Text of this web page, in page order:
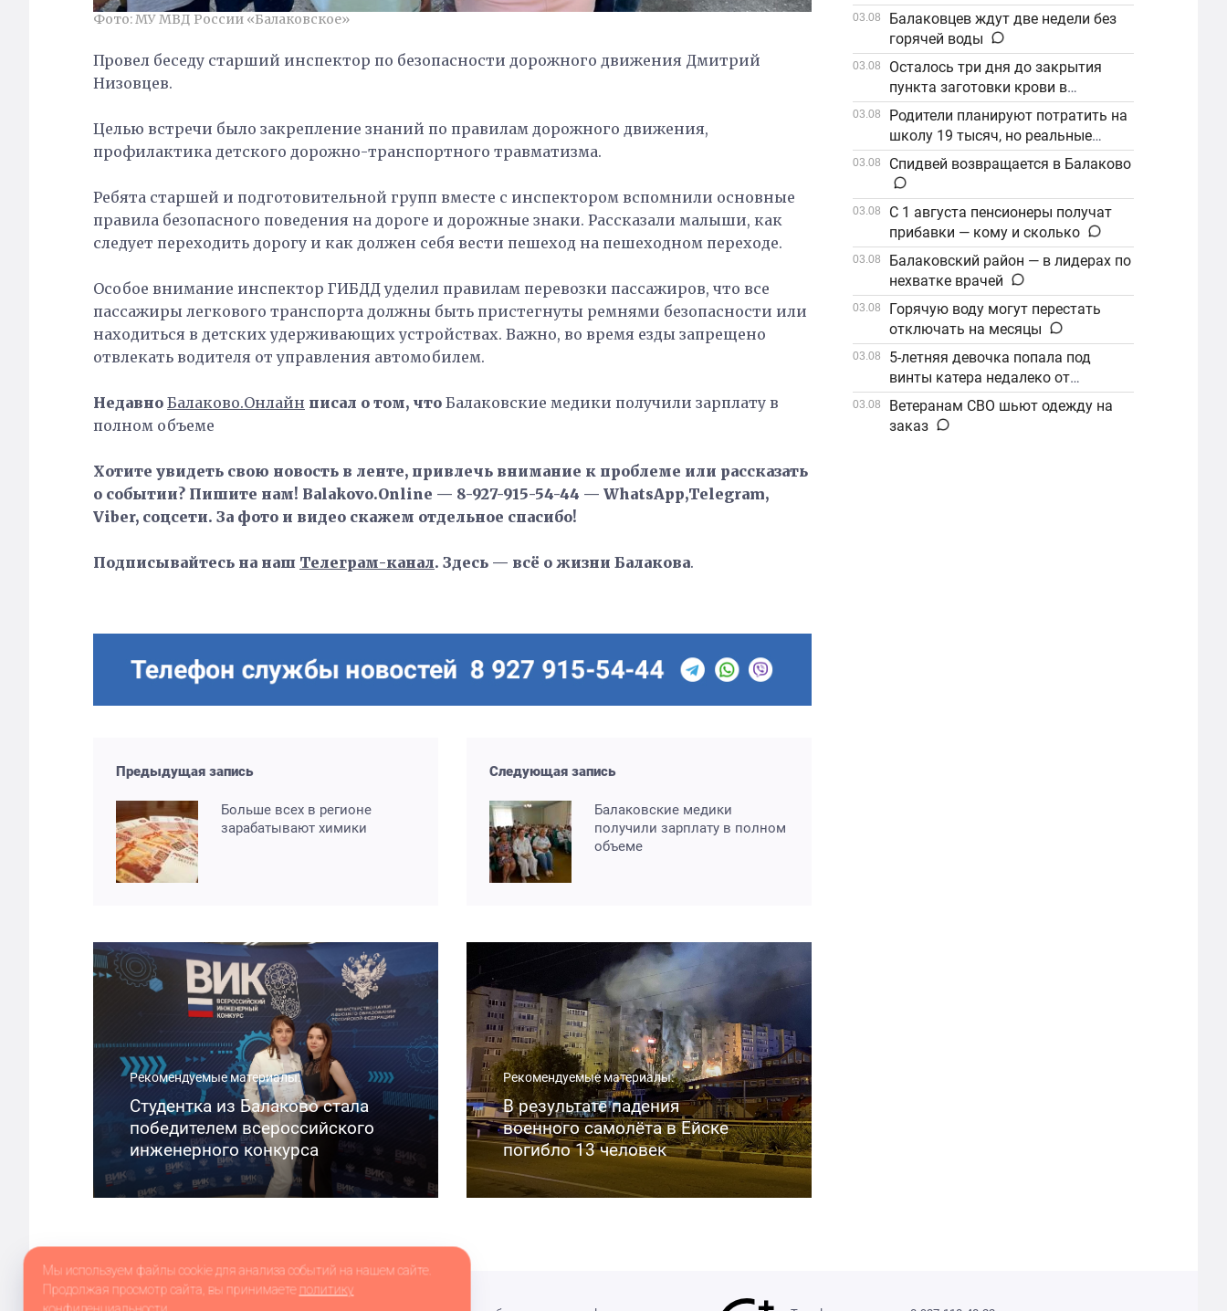
Фото: МУ МВД России «Балаковское»
Провел беседу старший инспектор по безопасности дорожного движения Дмитрий
Низовцев.
Целью встречи было закрепление знаний по правилам дорожного движения,
профилактика детского дорожно-транспортного травматизма.
Ребята старшей и подготовительной групп вместе с инспектором вспомнили основные
правила безопасного поведения на дороге и дорожные знаки. Рассказали малыши, как
следует переходить дорогу и как должен себя вести пешеход на пешеходном переходе.
Особое внимание инспектор ГИБДД уделил правилам перевозки пассажиров, что все
пассажиры легкового транспорта должны быть пристегнуты ремнями безопасности или
находиться в детских удерживающих устройствах. Важно, во время езды запрещено
отвлекать водителя от управления автомобилем.
Недавно Балаково.Онлайн писал о том, что Балаковские медики получили зарплату в
полном объеме
Хотите увидеть свою новость в ленте, привлечь внимание к проблеме или рассказать
о событии? Пишите нам! Balakovo.Online — 8-927-915-54-44 — WhatsApp,Telegram,
Viber, соцсети. За фото и видео скажем отдельное спасибо!
Подписывайтесь на наш Телеграм-канал. Здесь — всё о жизни Балакова.
Предыдущая запись
Больше всех в регионе
зарабатывают химики
Следующая запись
Балаковские медики
получили зарплату в полном
объеме
Рекомендуемые материалы:
Студентка из Балаково стала
победителем всероссийского
инженерного конкурса
Рекомендуемые материалы:
В результате падения
военного самолёта в Ейске
погибло 13 человек
участием компании «ФосАгро»
03.08
Балаковцев ждут две недели без
горячей воды
03.08
Осталось три дня до закрытия
пункта заготовки крови в
Балаково
03.08
Родители планируют потратить на
школу 19 тысяч, но реальные
расходы выше
03.08 Спидвей возвращается в Балаково
03.08
С 1 августа пенсионеры получат
прибавки — кому и сколько
03.08
Балаковский район — в лидерах по
нехватке врачей
03.08
Горячую воду могут перестать
отключать на месяцы
03.08
5-летняя девочка попала под
винты катера недалеко от
Балаково
03.08
Ветеранам СВО шьют одежду на
заказ
Мы используем файлы cookie для анализа событий на нашем сайте.
Продолжая просмотр сайта, вы принимаетеполитику